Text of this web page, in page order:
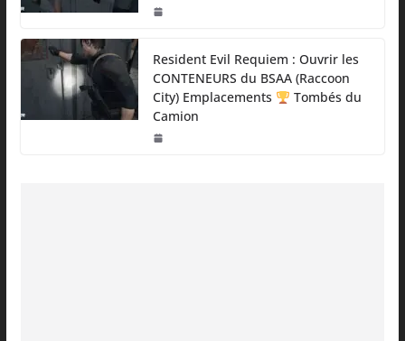
Resident Evil Requiem : Ouvrir les
CONTENEURS du BSAA (Raccoon
City) Emplacements
Tombés du
Camion